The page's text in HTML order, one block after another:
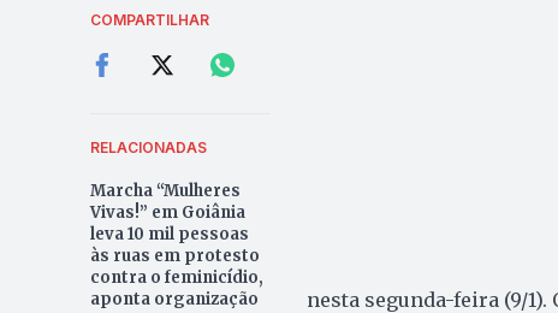
COMPARTILHAR
RELACIONADAS
Marcha “Mulheres
Vivas!” em Goiânia
leva 10 mil pessoas
às ruas em protesto
contra o feminicídio,
aponta organização
nesta segunda-feira (9/